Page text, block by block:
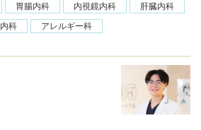
胃腸内科 内視鏡内科
肝臓内科
科 アレルギー科